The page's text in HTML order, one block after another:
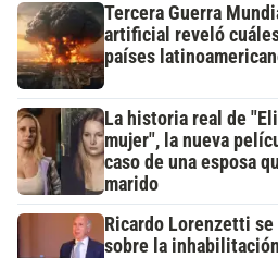
Tercera Guerra
artificial reveló
países
La historia real de
mujer", la nueva
caso de una esposa
marido
Ricardo Lorenzetti
sobre la